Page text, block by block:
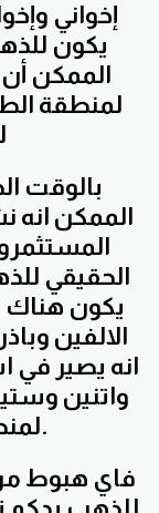
إخواني
يكون
الممكن
لمنطقة
بالوقت
الممكن
الحقيقي
يكون هناك
الالفين
انه يصير في
واتنين
لمنطقة العرض المتشكلة.
فاي هبوط من